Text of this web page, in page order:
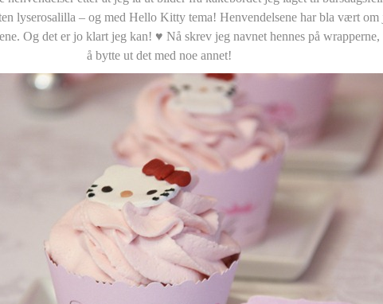
lyserosalilla – og med Hello Kitty tema! Henvendelsene har bla vært
Og det er jo klart jeg kan! ♥ Nå skrev jeg navnet hennes på wrapperne,
å bytte ut det med noe annet!